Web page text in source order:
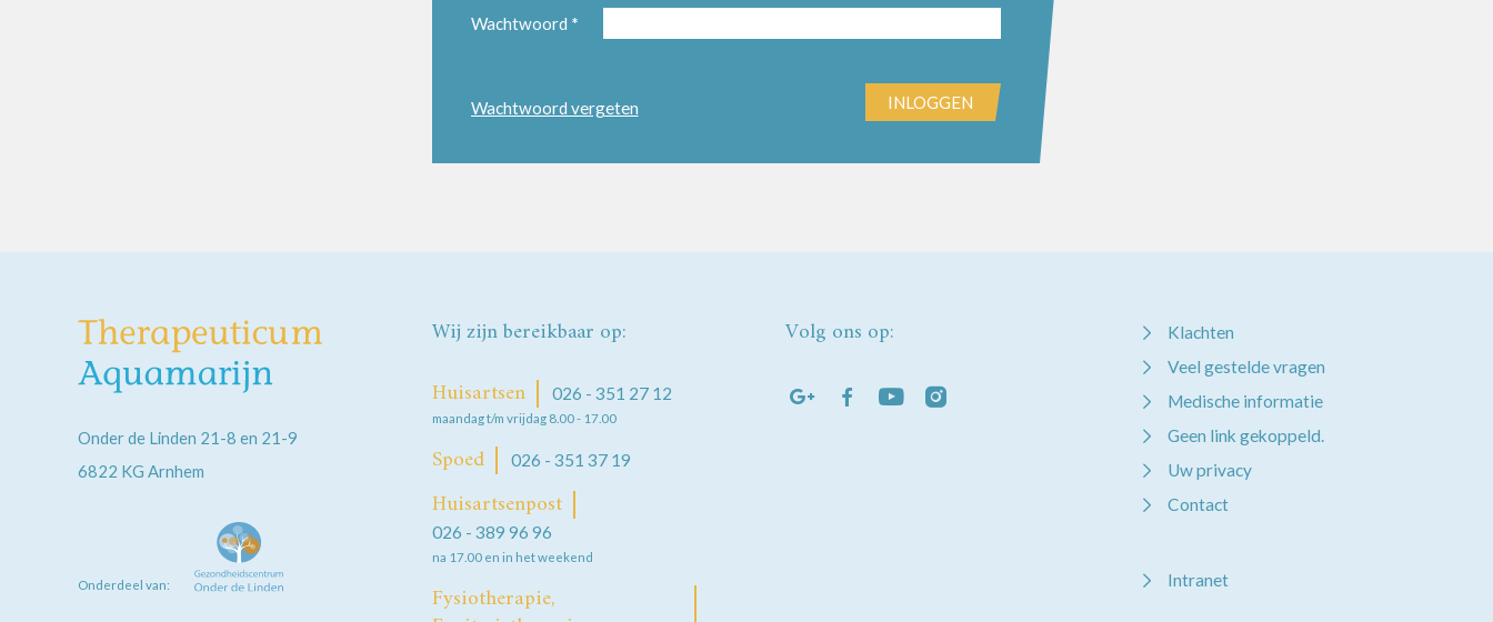
Wachtwoord *
Wachtwoord vergeten INLOGGEN
Onder de Linden 21-8 en 21-9
6822 KG Arnhem
Onderdeel van:
Wij zijn bereikbaar op:
Huisartsen 026 - 351 27 12
maandag t/m vrijdag 8.00 - 17.00
Spoed 026 - 351 37 19
Huisartsenpost
026 - 389 96 96
na 17.00 en in het weekend
Fysiotherapie,
Volg ons op:
Klachten
Veel gestelde vragen
Medische informatie
Geen link gekoppeld.
Uw privacy
Contact
Intranet